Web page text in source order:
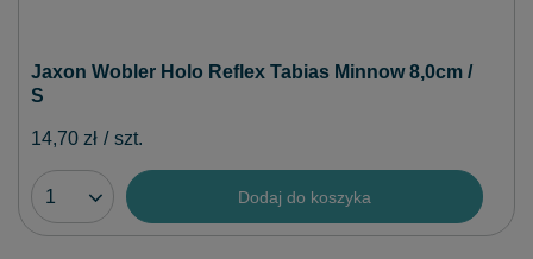
Jaxon Wobler Holo Reflex Tabias Minnow 8,0cm /
S
14,70 zł / szt.
Dodaj do koszyka